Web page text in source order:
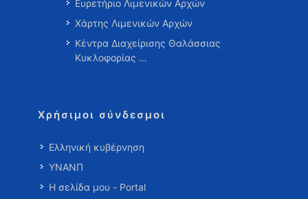
Ευρετήριο Λιμενικών Αρχών
Χάρτης Λιμενικών Αρχών
Κέντρα Διαχείρισης Θαλάσσιας
Κυκλοφορίας …
Χρήσιμοι σύνδεσμοι
Ελληνική κυβέρνηση
ΥΝΑΝΠ
Η σελίδα μου - Portal